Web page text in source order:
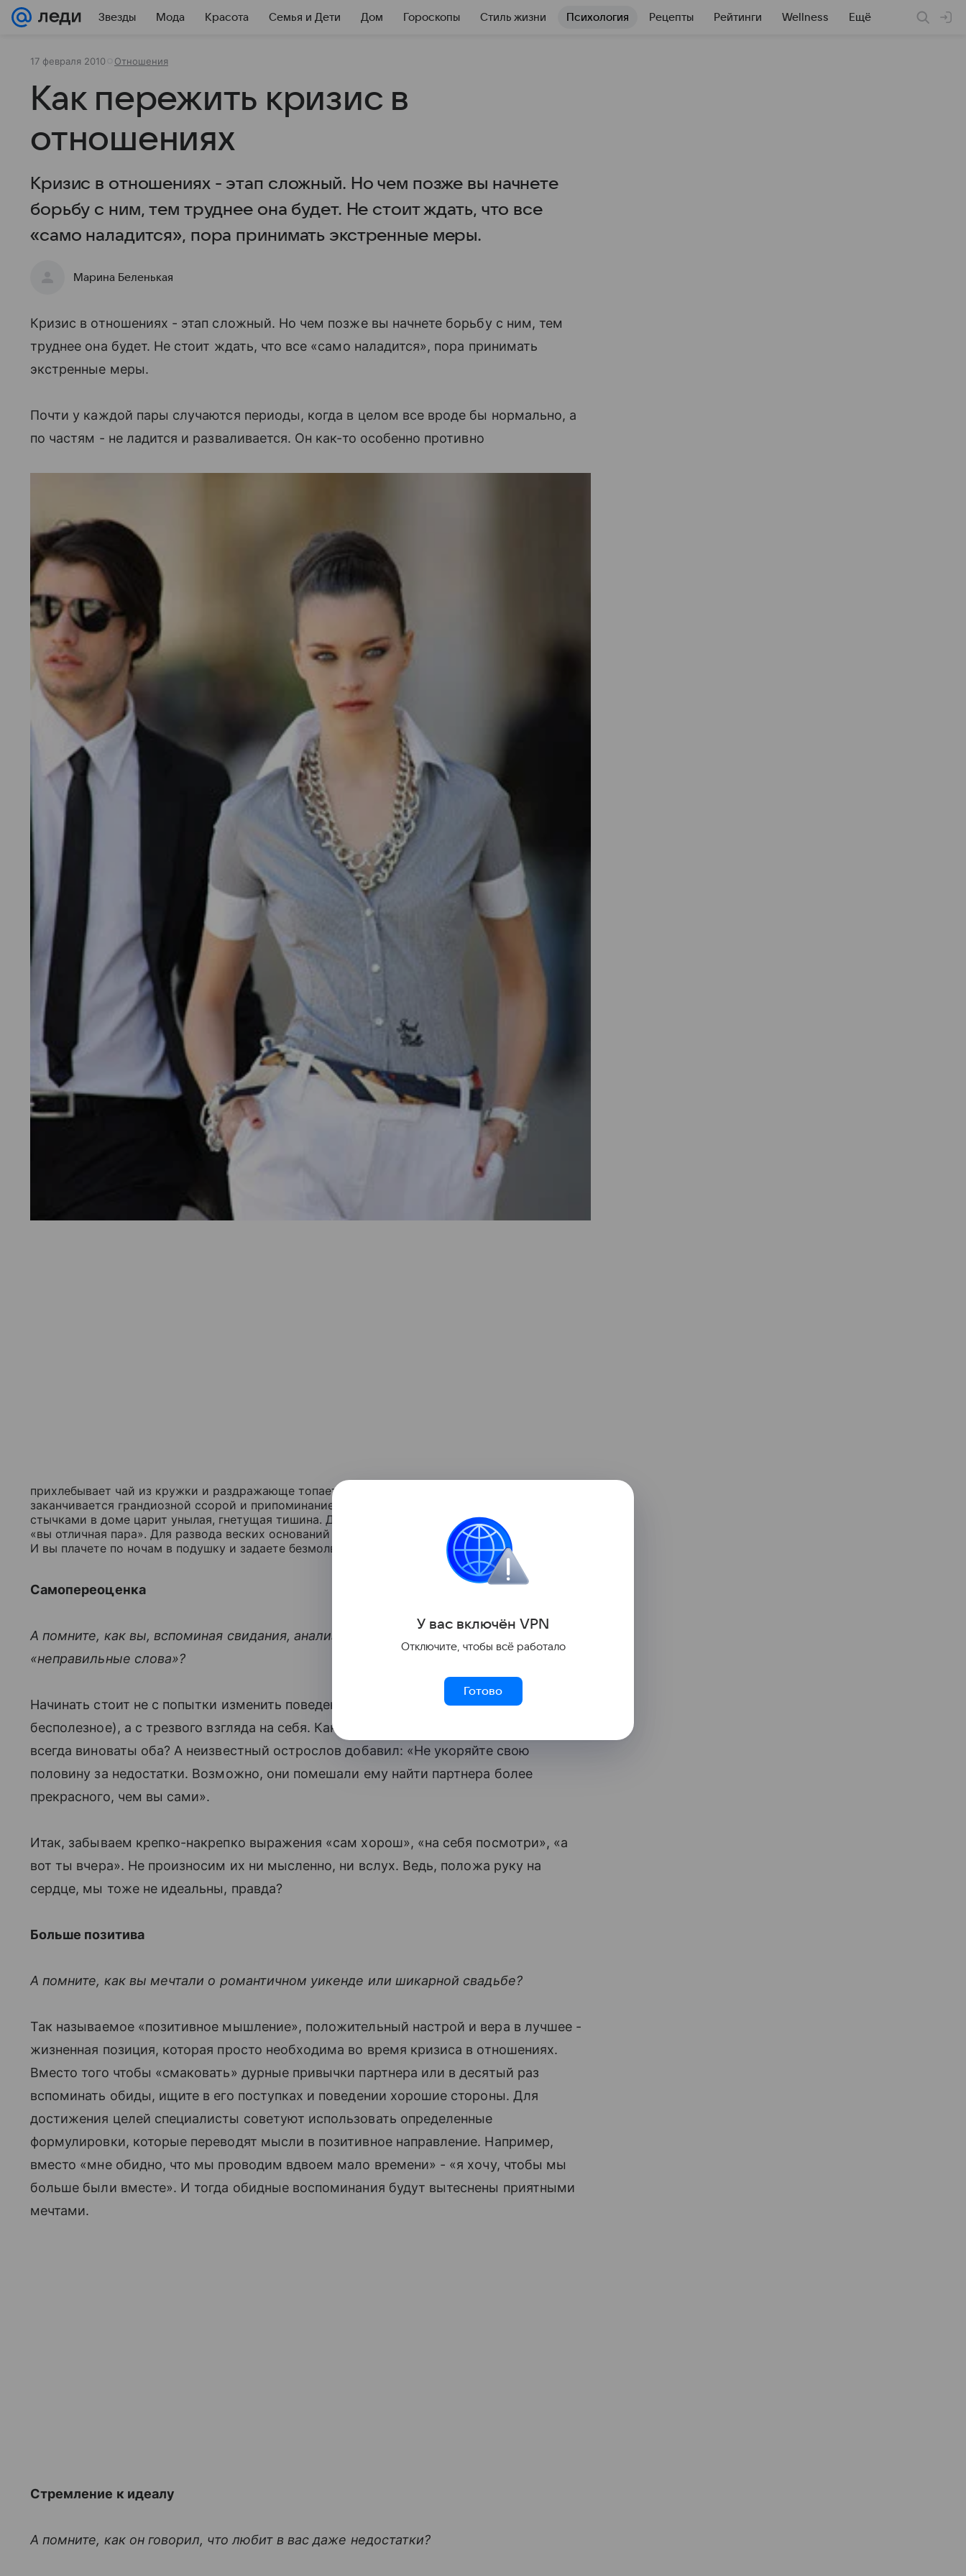
Звезды Мода Красота Семья и Дети Дом Гороскопы Стиль жизни Психология Рецепты Рейтинги Wellness Ещё
17 февраля 2010 Отношения
Как пережить кризис в
отношениях
Кризис в отношениях - этап сложный. Но чем позже вы начнете
борьбу с ним, тем труднее она будет. Не стоит ждать, что все
«само наладится», пора принимать экстренные меры.
Марина Беленькая
Кризис в отношениях - этап сложный. Но чем позже вы начнете борьбу с ним, тем
труднее она будет. Не стоит ждать, что все «само наладится», пора принимать
экстренные меры.
Почти у каждой пары случаются периоды, когда в целом все вроде бы нормально, а
по частям - не ладится и разваливается. Он как-то особенно противно
прихлебывает чай из кружки и раздражающе топает по квартире, покупка йогуртов
заканчивается грандиозной ссорой и припоминанием всех прегрешений, а в перерывах между
стычками в доме царит унылая, гнетущая тишина. Друзья и родственники говорят «пройдет» и
«вы отличная пара». Для развода веских оснований нет, жить вместе практически невозможно.
И вы плачете по ночам в подушку и задаете безмолвный вопрос: «Что нам делать?»
Самопереоценка
А помните, как вы, вспоминая свидания, анализировали свое поведение и корили за
«неправильные слова»?
Начинать стоит не с попытки изменить поведение любимого (дело неблагодарное и
бесполезное), а с трезвого взгляда на себя. Как там говорила мама в детстве: в ссоре
всегда виноваты оба? А неизвестный острослов добавил: «Не укоряйте свою
половину за недостатки. Возможно, они помешали ему найти партнера более
прекрасного, чем вы сами».
Итак, забываем крепко-накрепко выражения «сам хорош», «на себя посмотри», «а
вот ты вчера». Не произносим их ни мысленно, ни вслух. Ведь, положа руку на
сердце, мы тоже не идеальны, правда?
Больше позитива
А помните, как вы мечтали о романтичном уикенде или шикарной свадьбе?
Так называемое «позитивное мышление», положительный настрой и вера в лучшее -
жизненная позиция, которая просто необходима во время кризиса в отношениях.
Вместо того чтобы «смаковать» дурные привычки партнера или в десятый раз
вспоминать обиды, ищите в его поступках и поведении хорошие стороны. Для
достижения целей специалисты советуют использовать определенные
формулировки, которые переводят мысли в позитивное направление. Например,
вместо «мне обидно, что мы проводим вдвоем мало времени» - «я хочу, чтобы мы
больше были вместе». И тогда обидные воспоминания будут вытеснены приятными
мечтами.
Стремление к идеалу
А помните, как он говорил, что любит в вас даже недостатки?
У вас включён VPN
Отключите, чтобы всё работало
Готово